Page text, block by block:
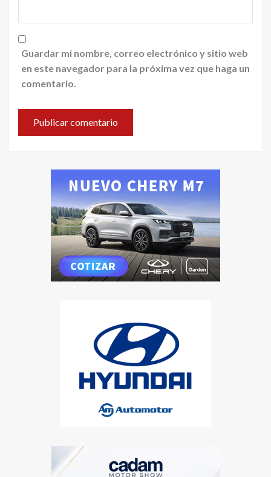
Guardar mi nombre, correo electrónico y sitio web
en este navegador para la próxima vez que haga un
comentario.